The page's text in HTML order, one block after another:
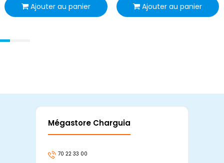
Ajouter au panier Ajouter au panier
Mégastore Charguia
70 22 33 00